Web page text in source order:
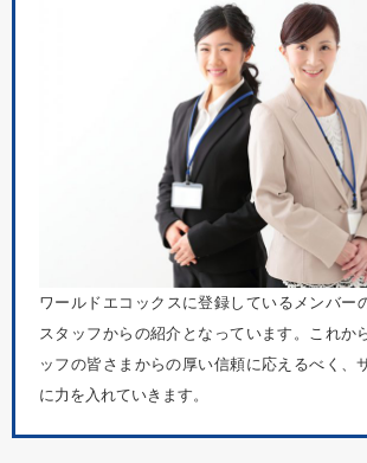
ワールドエコックスに登録しているメンバー
スタッフからの紹介となっています。これか
ッフの皆さまからの厚い信頼に応えるべく、
に力を入れていきます。